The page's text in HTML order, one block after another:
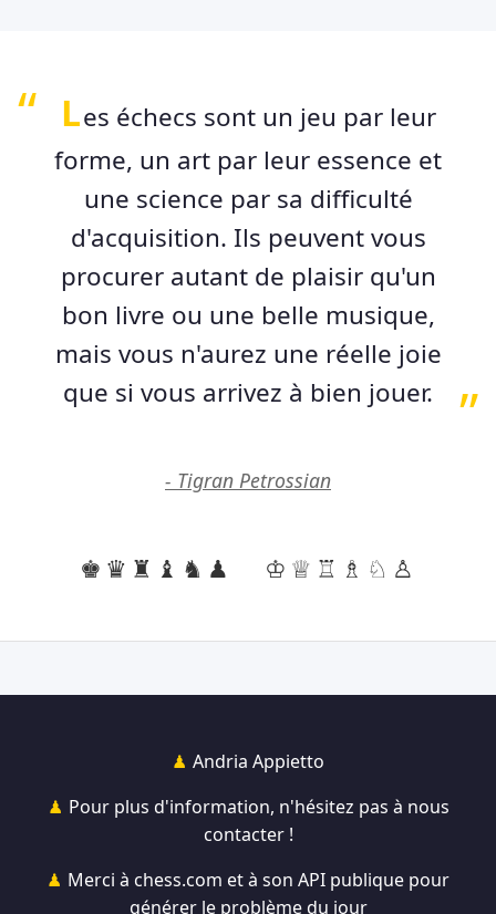
Les échecs sont un jeu par leur
forme, un art par leur essence et
une science par sa difficulté
d'acquisition. Ils peuvent vous
procurer autant de plaisir qu'un
bon livre ou une belle musique,
mais vous n'aurez une réelle joie
que si vous arrivez à bien jouer.
- Tigran Petrossian
♚♛♜♝♞♟ ♔♕♖♗♘♙
Andria Appietto
Pour plus d'information, n'hésitez pas à nous
contacter !
Merci à chess.com et à son API publique pour
générer le problème du jour